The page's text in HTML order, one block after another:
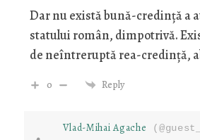
Dar nu există bună-credință a
statului român, dimpotrivă.
de neîntreruptă rea-credință,
0 Reply
Vlad-Mihai Agache